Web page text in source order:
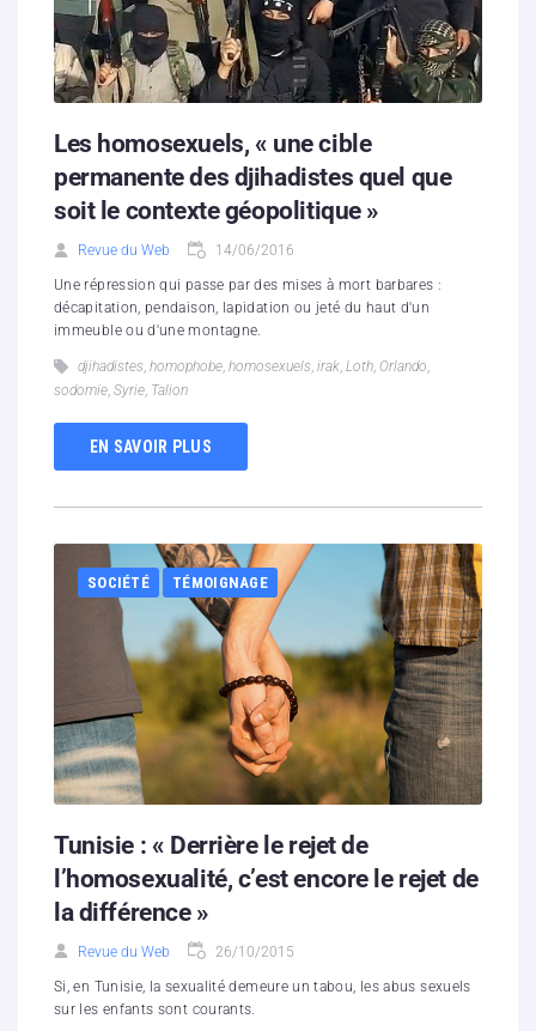
Les homosexuels, « une cible
permanente des djihadistes quel que
soit le contexte géopolitique »
Revue du Web 14/06/2016
Une répression qui passe par des mises à mort barbares :
décapitation, pendaison, lapidation ou jeté du haut d'un
immeuble ou d'une montagne.
djihadistes, homophobe, homosexuels, irak, Loth, Orlando,
sodomie, Syrie, Talion
EN SAVOIR PLUS
SOCIÉTÉ TÉMOIGNAGE
Tunisie : « Derrière le rejet de
l’homosexualité, c’est encore le rejet de
la différence »
Revue du Web 26/10/2015
Si, en Tunisie, la sexualité demeure un tabou, les abus sexuels
sur les enfants sont courants.